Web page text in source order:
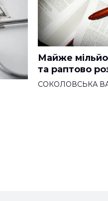
Майже
та раптово
СОКОЛОВСЬКА